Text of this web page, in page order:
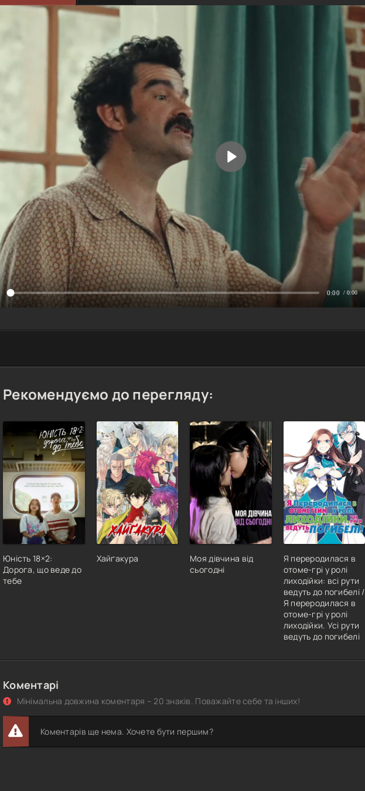
Рекомендуємо до перегляду:
Юність 18×2:
Дорога, що веде до
тебе
Хайґакура
Моя дівчина від
сьогодні
Я переродилася в
отоме-грі у ролі
лиходійки: всі рути
ведуть до погибелі /
Я переродилася в
отоме-грі у ролі
лиходійки. Усі рути
ведуть до погибелі
Коментарі
Мінімальна довжина коментаря – 20 знаків. Поважайте себе та інших!
Коментарів ще нема. Хочете бути першим?